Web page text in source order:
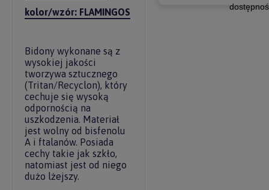
kolor/wzór: FLAMINGOS
Bidony wykonane są z
wysokiej jakości
tworzywa sztucznego
(Tritan/Recyclon), który
cechuje się wysoką
odpornością na
uszkodzenia. Materiał
jest wolny od bisfenolu
A i ftalanów. Posiada
cechy takie jak szkło,
natomiast jest od niego
dużo lżejszy.